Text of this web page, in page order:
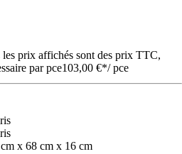
prix affichés sont des prix TTC,
par pce103,00 €*/ pce
x 68 cm x 16 cm